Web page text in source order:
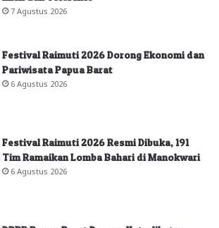
7 Agustus 2026
Festival Raimuti 2026 Dorong Ekonomi dan
Pariwisata Papua Barat
6 Agustus 2026
Festival Raimuti 2026 Resmi Dibuka, 191
Tim Ramaikan Lomba Bahari di Manokwari
6 Agustus 2026